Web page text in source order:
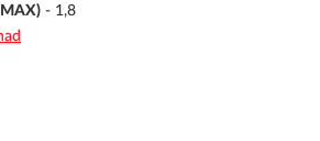
- 1,8